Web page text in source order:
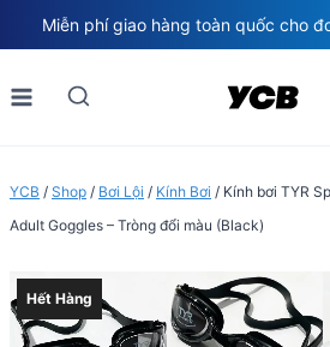
to
content
Miễn phí giao hàng toàn quốc cho
YCB / Shop / Bơi Lội / Kính Bơi / Kính bơi TYR
Adult Goggles – Tròng đổi màu (Black)
Hết Hàng